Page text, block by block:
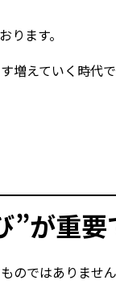
ります。
増えていく時代で
”が重要
のではありません